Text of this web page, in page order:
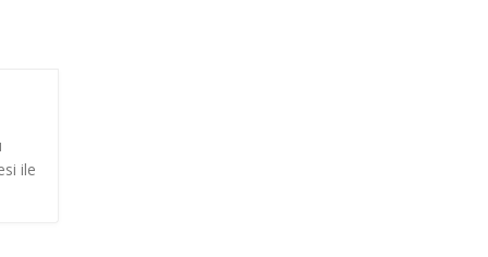
ile